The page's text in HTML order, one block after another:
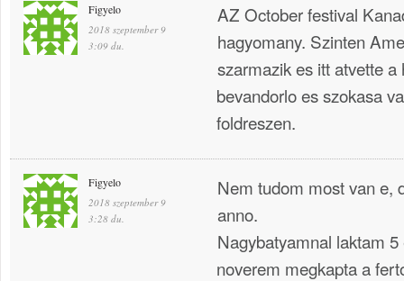
Figyelo
2018 szeptember 9
3:09 du.
AZ October festival
hagyomany. Szinten
szarmazik es itt atvette a
bevandorlo es szokasa
foldreszen.
Figyelo
2018 szeptember 9
3:28 du.
Nem tudom most van e,
anno.
Nagybatyamnal laktam
noverem megkapta a